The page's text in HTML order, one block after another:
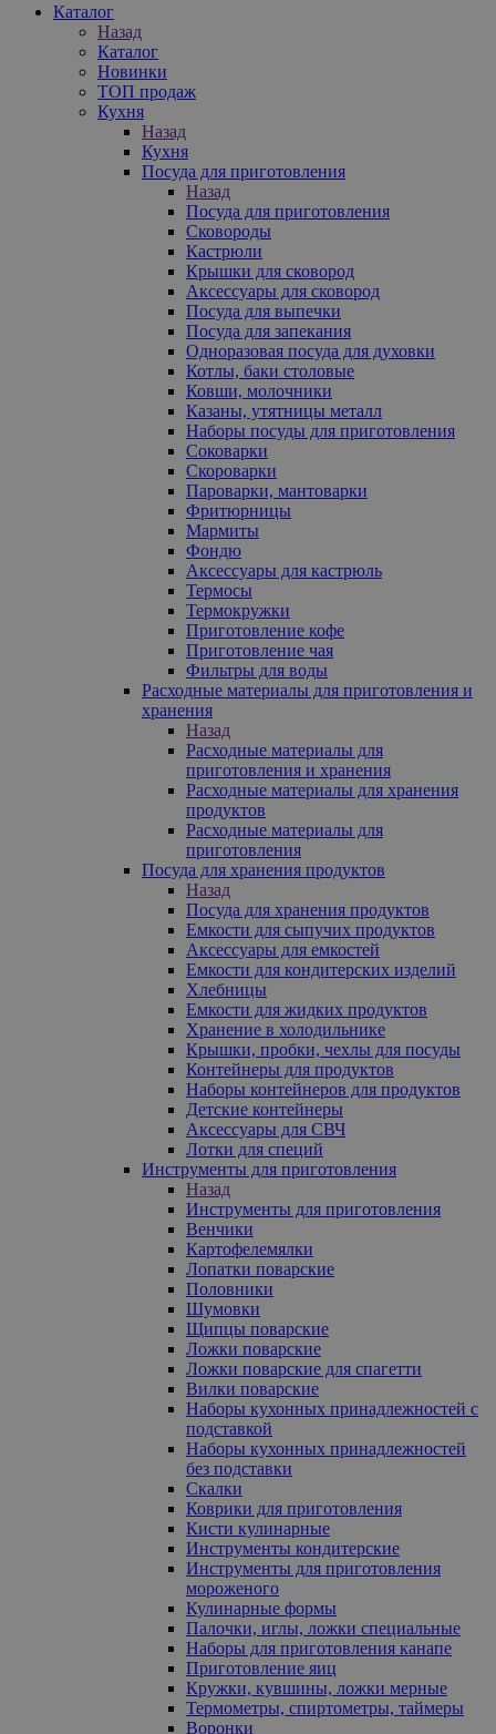
Каталог
Назад
Каталог
Новинки
ТОП продаж
Кухня
Назад
Кухня
Посуда для приготовления
Назад
Посуда для приготовления
Сковороды
Кастрюли
Крышки для сковород
Аксессуары для сковород
Посуда для выпечки
Посуда для запекания
Одноразовая посуда для духовки
Котлы, баки столовые
Ковши, молочники
Казаны, утятницы металл
Наборы посуды для приготовления
Соковарки
Скороварки
Пароварки, мантоварки
Фритюрницы
Мармиты
Фондю
Аксессуары для кастрюль
Термосы
Термокружки
Приготовление кофе
Приготовление чая
Фильтры для воды
Расходные материалы для приготовления и
хранения
Назад
Расходные материалы для
приготовления и хранения
Расходные материалы для хранения
продуктов
Расходные материалы для
приготовления
Посуда для хранения продуктов
Назад
Посуда для хранения продуктов
Емкости для сыпучих продуктов
Аксессуары для емкостей
Емкости для кондитерских изделий
Хлебницы
Емкости для жидких продуктов
Хранение в холодильнике
Крышки, пробки, чехлы для посуды
Контейнеры для продуктов
Наборы контейнеров для продуктов
Детские контейнеры
Аксессуары для СВЧ
Лотки для специй
Инструменты для приготовления
Назад
Инструменты для приготовления
Венчики
Картофелемялки
Лопатки поварские
Половники
Шумовки
Щипцы поварские
Ложки поварские
Ложки поварские для спагетти
Вилки поварские
Наборы кухонных принадлежностей с
подставкой
Наборы кухонных принадлежностей
без подставки
Скалки
Коврики для приготовления
Кисти кулинарные
Инструменты кондитерские
Инструменты для приготовления
мороженого
Кулинарные формы
Палочки, иглы, ложки специальные
Наборы для приготовления канапе
Приготовление яиц
Кружки, кувшины, ложки мерные
Термометры, спиртометры, таймеры
Воронки